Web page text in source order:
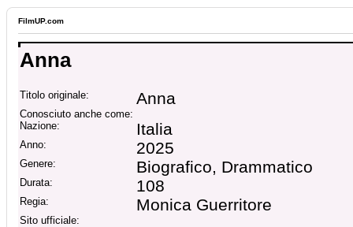
FilmUP.com
Anna
Titolo originale: Anna
Conosciuto anche come:
Nazione:
Italia
Anno: 2025
Genere: Biografico, Drammatico
Durata: 108
Regia: Monica Guerritore
Sito ufficiale: